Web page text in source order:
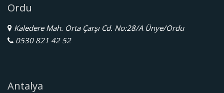
Ordu
Kaledere Mah. Orta Çarşı Cd. No:28/A Ünye/Ordu
0530 821 42 52
Antalya